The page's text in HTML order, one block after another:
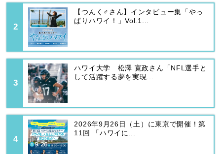
【つんく♂さん】インタビュー集「やっ
ぱりハワイ！」Vol.1...
ハワイ大学 松澤 寛政さん「NFL選手と
して活躍する夢を実現...
2026年9月26日（土）に東京で開催！第
11回 「ハワイに...